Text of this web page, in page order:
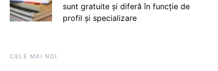
sunt gratuite și diferă în funcție de
profil și specializare
CELE MAI NOI